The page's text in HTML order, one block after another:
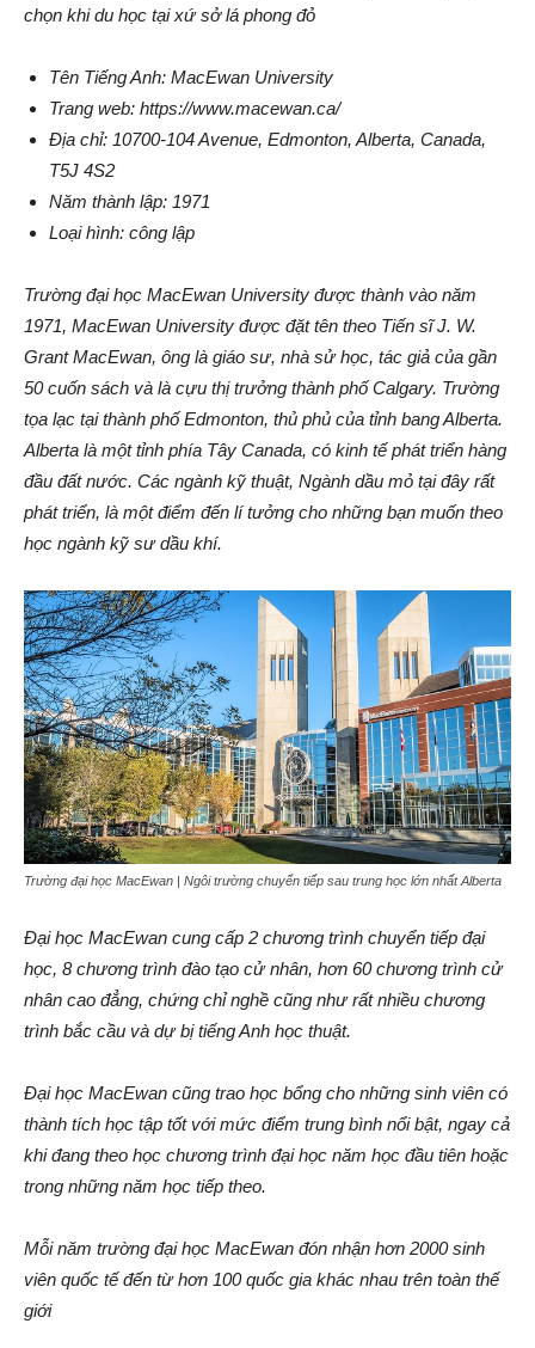
chọn khi du học tại xứ sở lá phong đỏ
Tên Tiếng Anh: MacEwan University
Trang web: https://www.macewan.ca/
Địa chỉ: 10700-104 Avenue, Edmonton, Alberta, Canada,
T5J 4S2
Năm thành lập: 1971
Loại hình: công lập
Trường đại học MacEwan University được thành vào năm
1971, MacEwan University được đặt tên theo Tiến sĩ J. W.
Grant MacEwan, ông là giáo sư, nhà sử học, tác giả của gần
50 cuốn sách và là cựu thị trưởng thành phố Calgary. Trường
tọa lạc tại thành phố Edmonton, thủ phủ của tỉnh bang Alberta.
Alberta là một tỉnh phía Tây Canada, có kinh tế phát triển hàng
đầu đất nước. Các ngành kỹ thuật, Ngành dầu mỏ tại đây rất
phát triển, là một điểm đến lí tưởng cho những bạn muốn theo
học ngành kỹ sư dầu khí.
Trường đại học MacEwan | Ngôi trường chuyển tiếp sau trung học lớn nhất Alberta
Đại học MacEwan cung cấp 2 chương trình chuyển tiếp đại
học, 8 chương trình đào tạo cử nhân, hơn 60 chương trình cử
nhân cao đẳng, chứng chỉ nghề cũng như rất nhiều chương
trình bắc cầu và dự bị tiếng Anh học thuật.
Đại học MacEwan cũng trao học bổng cho những sinh viên có
thành tích học tập tốt với mức điểm trung bình nổi bật, ngay cả
khi đang theo học chương trình đại học năm học đầu tiên hoặc
trong những năm học tiếp theo.
Mỗi năm trường đại học MacEwan đón nhận hơn 2000 sinh
viên quốc tế đến từ hơn 100 quốc gia khác nhau trên toàn thế
giới